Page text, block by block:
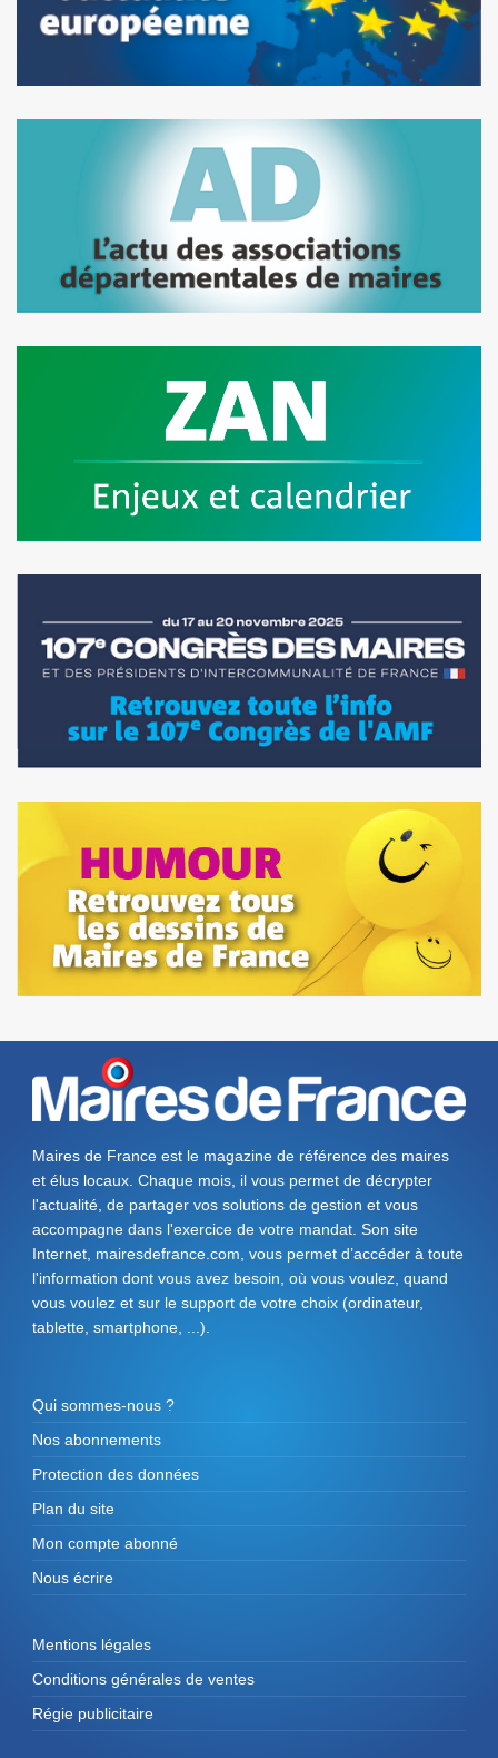
Maires de France est le magazine de référence des maires
et élus locaux. Chaque mois, il vous permet de décrypter
l'actualité, de partager vos solutions de gestion et vous
accompagne dans l'exercice de votre mandat. Son site
Internet, mairesdefrance.com, vous permet d’accéder à toute
l'information dont vous avez besoin, où vous voulez, quand
vous voulez et sur le support de votre choix (ordinateur,
tablette, smartphone, ...).
Qui sommes-nous ?
Nos abonnements
Protection des données
Plan du site
Mon compte abonné
Nous écrire
Mentions légales
Conditions générales de ventes
Régie publicitaire